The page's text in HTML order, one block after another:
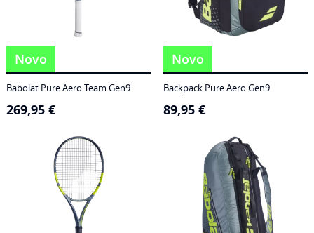
Novo
Babolat Pure Aero Team Gen9
269,95 €
Novo
Backpack Pure Aero Gen9
89,95 €